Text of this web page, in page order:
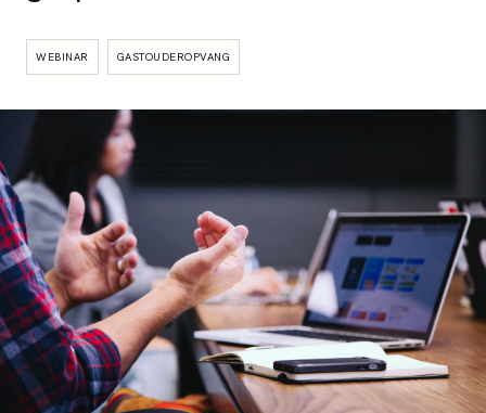
WEBINAR GASTOUDEROPVANG